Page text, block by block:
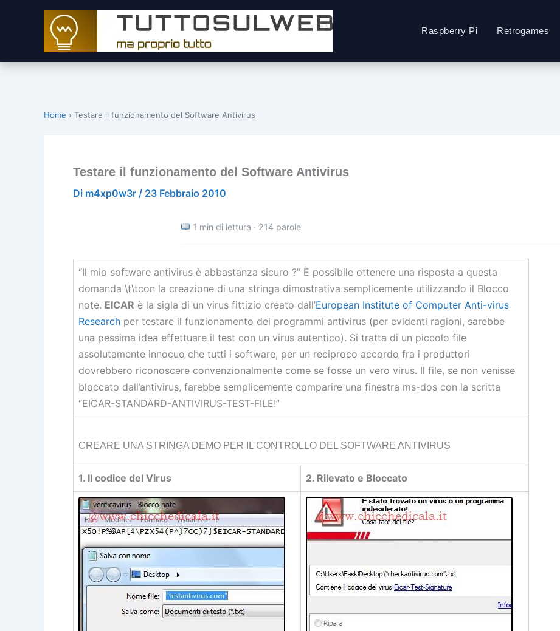
Raspberry Pi Retrogames
Home › Testare il funzionamento del Software Antivirus
Testare il funzionamento del Software Antivirus
Di m4xp0w3r / 23 Febbraio 2010
1 min di lettura · 214 parole
“Il mio software antivirus è abbastanza sicuro ?” È possibile ottenere una risposta a questa
domanda \t\tcon la creazione di una stringa dimostrativa semplicemente utilizzando il Blocco
note. EICAR è la sigla di un virus fittizio creato dall’European Institute of Computer Anti-virus
Research per testare il funzionamento dei programmi antivirus (per evidenti ragioni, sarebbe
una pessima idea effettuare il test con un virus autentico). Si tratta di un piccolo file
assolutamente innocuo che tutti i software, per un reciproco accordo fra i produttori
dovrebbero riconoscere convenzionalmente come se fosse un vero virus. Il file, se non venisse
bloccato dall’antivirus, farebbe semplicemente comparire una finestra ms-dos con la scritta
“EICAR-STANDARD-ANTIVIRUS-TEST-FILE!”
CREARE UNA STRINGA DEMO PER IL CONTROLLO DEL SOFTWARE ANTIVIRUS
1. Il codice del Virus 2. Rilevato e Bloccato